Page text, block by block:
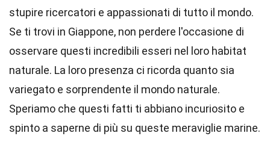
stupire ricercatori e appassionati di tutto il mondo.
Se ti trovi in Giappone, non perdere l'occasione di
osservare questi incredibili esseri nel loro habitat
naturale. La loro presenza ci ricorda quanto sia
variegato e sorprendente il mondo naturale.
Speriamo che questi fatti ti abbiano incuriosito e
spinto a saperne di più su queste meraviglie marine.